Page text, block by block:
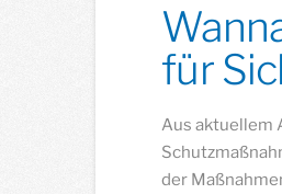
für
Aus aktuellem
der